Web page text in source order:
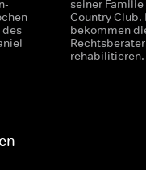
des
seiner
Country Club.
bekommen
rehabilitieren.